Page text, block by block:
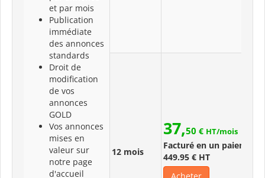
et par mois
Publication
immédiate
des annonces
standards
Droit de
modification
de vos
annonces
GOLD
Vos annonces
mises en
valeur sur
notre page
d'accueil
12 mois
37,50 € HT/mois
Facturé en un paiement
449.95 € HT